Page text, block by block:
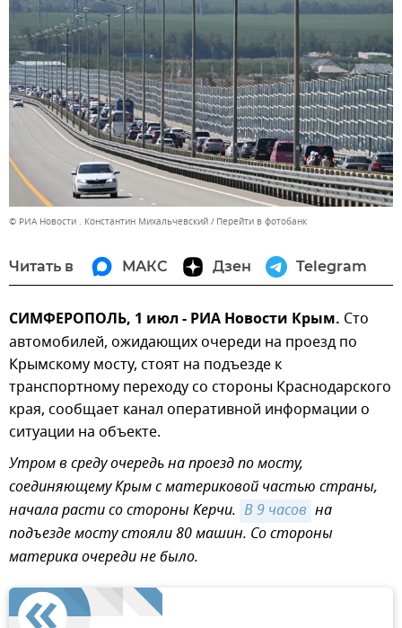
© РИА Новости . Константин Михальчевский Перейти в фотобанк
Читать в МАКС Дзен Telegram
СИМФЕРОПОЛЬ, 1 июл - РИА Новости Крым. Сто
автомобилей, ожидающих очереди на проезд по
Крымскому мосту, стоят на подъезде к
транспортному переходу со стороны Краснодарского
края, сообщает канал оперативной информации о
ситуации на объекте.
Утром в среду очередь на проезд по мосту,
соединяющему Крым с материковой частью страны,
начала расти со стороны Керчи. В 9 часов на
подъезде мосту стояли 80 машин. Со стороны
материка очереди не было.